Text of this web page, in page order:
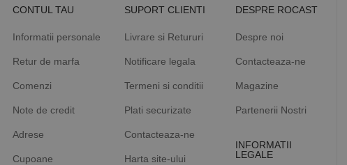
CONTUL TAU
Informatii personale
Retur de marfa
Comenzi
Note de credit
Adrese
Cupoane
SUPORT CLIENTI
Livrare si Retururi
Notificare legala
Termeni si conditii
Plati securizate
Contacteaza-ne
Harta site-ului
DESPRE ROCAST
Despre noi
Contacteaza-ne
Magazine
Partenerii Nostri
INFORMATII
LEGALE